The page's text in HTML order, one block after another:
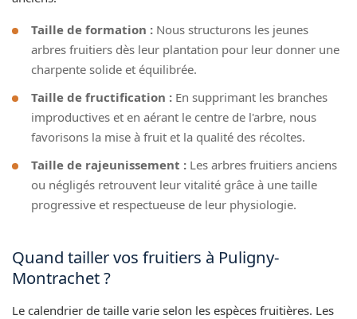
Taille de formation : Nous structurons les jeunes
arbres fruitiers dès leur plantation pour leur donner une
charpente solide et équilibrée.
Taille de fructification : En supprimant les branches
improductives et en aérant le centre de l'arbre, nous
favorisons la mise à fruit et la qualité des récoltes.
Taille de rajeunissement : Les arbres fruitiers anciens
ou négligés retrouvent leur vitalité grâce à une taille
progressive et respectueuse de leur physiologie.
Quand tailler vos fruitiers à Puligny-
Montrachet ?
Le calendrier de taille varie selon les espèces fruitières. Les